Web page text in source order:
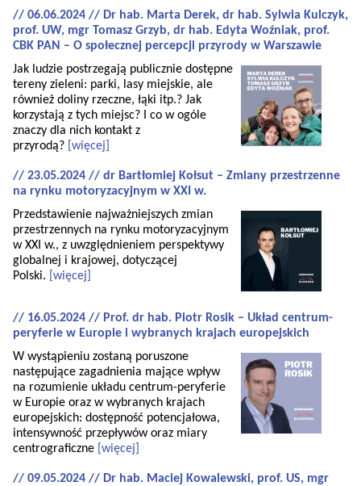
// 06.06.2024 // Dr hab. Marta Derek, dr hab. Sylwia Kulczyk,
prof. UW, mgr Tomasz Grzyb, dr hab. Edyta Woźniak, prof.
CBK PAN – O społecznej percepcji przyrody w Warszawie
Jak ludzie postrzegają publicznie dostępne
tereny zieleni: parki, lasy miejskie, ale
również doliny rzeczne, łąki itp.? Jak
korzystają z tych miejsc? I co w ogóle
znaczy dla nich kontakt z
przyrodą? [więcej]
// 23.05.2024 // dr Bartłomiej Kołsut – Zmiany przestrzenne
na rynku motoryzacyjnym w XXI w.
Przedstawienie najważniejszych zmian
przestrzennych na rynku motoryzacyjnym
w XXI w., z uwzględnieniem perspektywy
globalnej i krajowej, dotyczącej
Polski.
[więcej]
// 16.05.2024 // Prof. dr hab. Piotr Rosik – Układ centrum-
peryferie w Europie i wybranych krajach europejskich
W wystąpieniu zostaną poruszone
następujące zagadnienia mające wpływ
na rozumienie układu centrum-peryferie
w Europie oraz w wybranych krajach
europejskich: dostępność potencjałowa,
intensywność przepływów oraz miary
centrograficzne [więcej]
// 09.05.2024 // Dr hab. Maciej Kowalewski, prof. US, mgr